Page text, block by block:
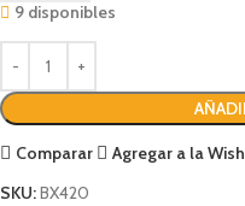
9 disponibles
Comparar
Agregar a la
SKU:BX420